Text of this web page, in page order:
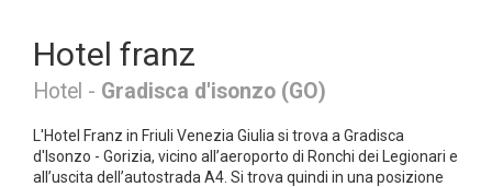
Hotel franz
Hotel - Gradisca d'isonzo (GO)
L'Hotel Franz in Friuli Venezia Giulia si trova a Gradisca
d'Isonzo - Gorizia, vicino all’aeroporto di Ronchi dei Legionari e
all’uscita dell’autostrada A4. Si trova quindi in una posizione